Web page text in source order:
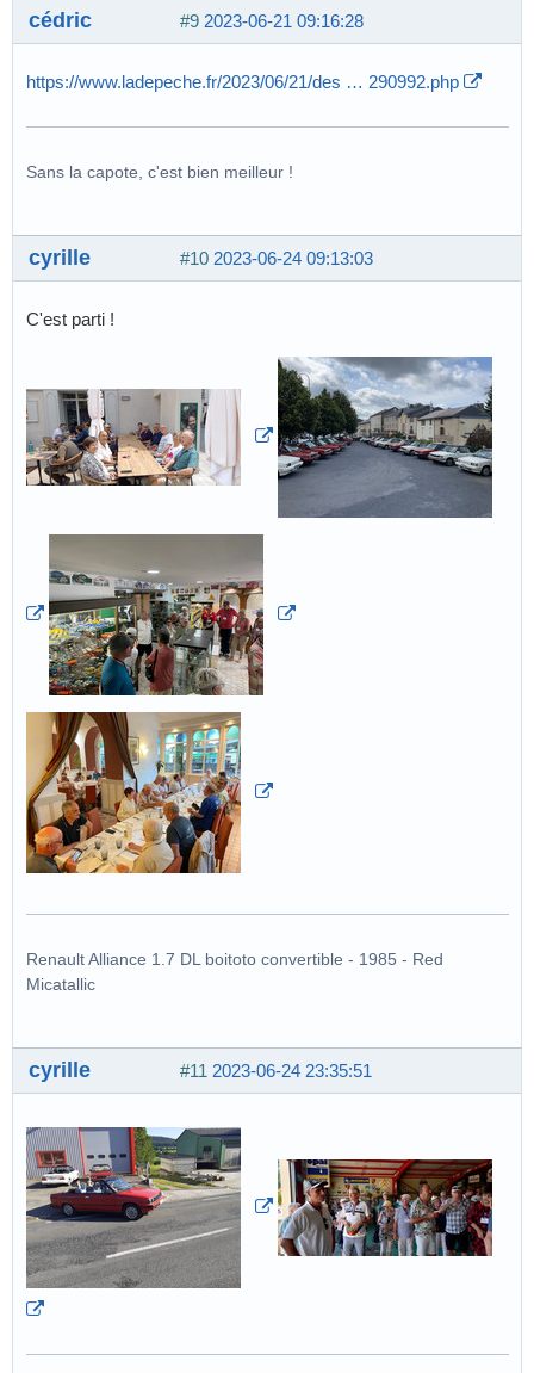
#9 2023-06-21 09:16:28
cédric
https://www.ladepeche.fr/2023/06/21/des … 290992.php
Sans la capote, c'est bien meilleur !
#10 2023-06-24 09:13:03
cyrille
C'est parti !
Renault Alliance 1.7 DL boitoto convertible - 1985 - Red
Micatallic
#11 2023-06-24 23:35:51
cyrille